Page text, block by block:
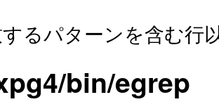
るパターンを含む行
bin/egrep